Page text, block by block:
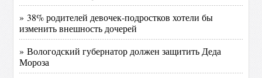
» 38% родителей девочек-подростков хотели бы
изменить внешность дочерей
» Вологодский губернатор должен защитить Деда
Мороза